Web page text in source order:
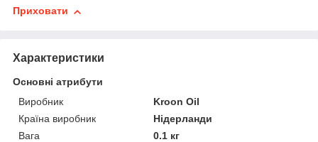
Приховати
Характеристики
Основні атрибути
Виробник
Kroon Oil
Країна виробник
Нідерланди
Вага
0.1 кг